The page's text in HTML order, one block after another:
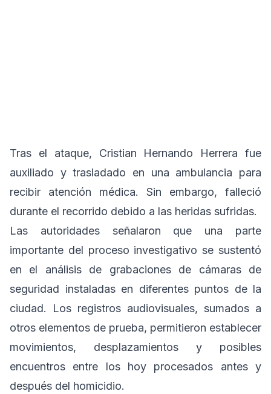
Tras el ataque, Cristian Hernando Herrera fue
auxiliado y trasladado en una ambulancia para
recibir atención médica. Sin embargo, falleció
durante el recorrido debido a las heridas sufridas.
Las autoridades señalaron que una parte
importante del proceso investigativo se sustentó
en el análisis de grabaciones de cámaras de
seguridad instaladas en diferentes puntos de la
ciudad. Los registros audiovisuales, sumados a
otros elementos de prueba, permitieron establecer
movimientos, desplazamientos y posibles
encuentros entre los hoy procesados antes y
después del homicidio.